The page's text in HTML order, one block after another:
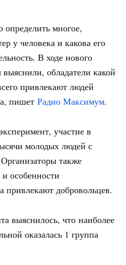
многое,
у человека и какова его
В ходе нового
обладатели какой
привлекают людей
пишет Радио Максимум.
участие в
молодых людей с
также
особенности
привлекают добровольцев.
выяснилось, что наиболее
оказалась 1 группа